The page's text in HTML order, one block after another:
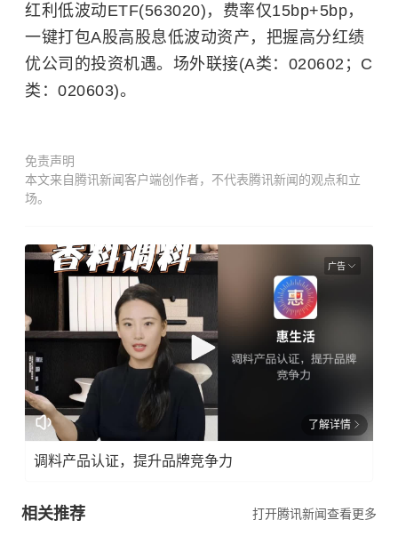
红利低波动ETF(563020)，费率仅15bp+5bp，
一键打包A股高股息低波动资产，把握高分红绩
优公司的投资机遇。场外联接(A类：020602；C
类：020603)。
免责声明
本文来自腾讯新闻客户端创作者，不代表腾讯新闻的观点和立
场。
广告
了解详情
调料产品认证，提升品牌竞争力
相关推荐 打开腾讯新闻查看更多